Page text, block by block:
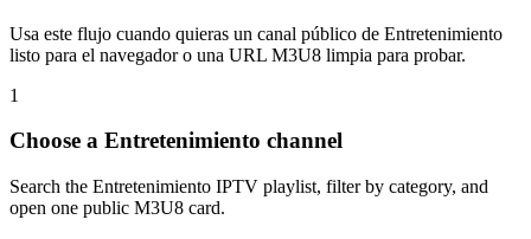
Usa este flujo cuando quieras un canal público de Entretenimiento
listo para el navegador o una URL M3U8 limpia para probar.
1
Choose a Entretenimiento channel
Search the Entretenimiento IPTV playlist, filter by category, and
open one public M3U8 card.